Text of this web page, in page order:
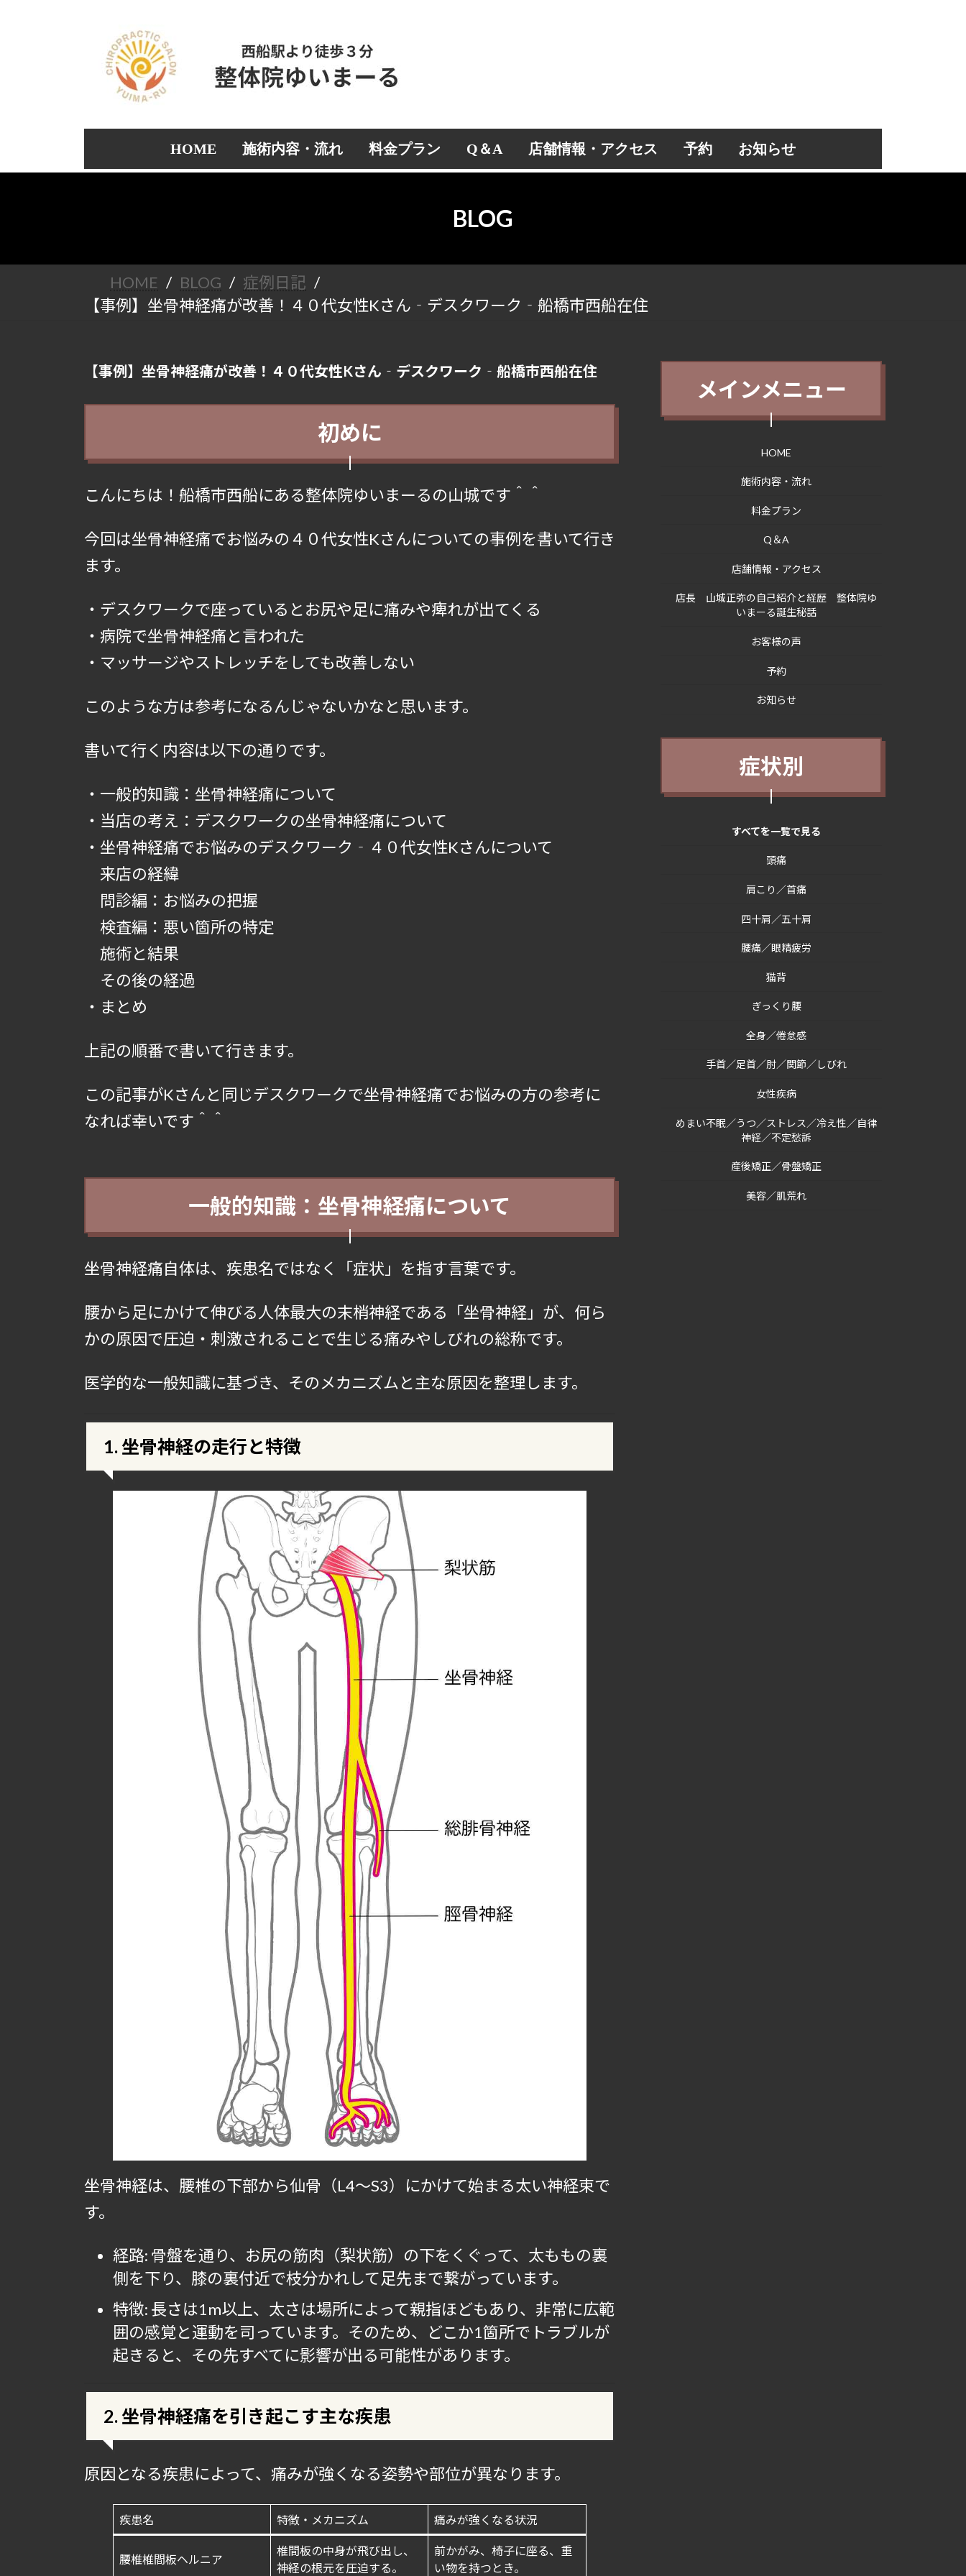
HOME 施術内容・流れ 料金プラン Q＆A 店舗情報・アクセス 予約 お知らせ
BLOG
HOME BLOG
症例日記
【事例】坐骨神経痛が改善！４０代女性Kさん‐デスクワーク‐船橋市西船在住
【事例】坐骨神経痛が改善！４０代女性Kさん‐デスクワーク‐船橋市西船在住
初めに
こんにちは！船橋市西船にある整体院ゆいまーるの山城です＾＾
今回は坐骨神経痛でお悩みの４０代女性Kさんについての事例を書いて行き
ます。
・デスクワークで座っているとお尻や足に痛みや痺れが出てくる
・病院で坐骨神経痛と言われた
・マッサージやストレッチをしても改善しない
このような方は参考になるんじゃないかなと思います。
書いて行く内容は以下の通りです。
・一般的知識：坐骨神経痛について
・当店の考え：デスクワークの坐骨神経痛について
・坐骨神経痛でお悩みのデスクワーク‐４０代女性Kさんについて
来店の経緯
問診編：お悩みの把握
検査編：悪い箇所の特定
施術と結果
その後の経過
・まとめ
上記の順番で書いて行きます。
この記事がKさんと同じデスクワークで坐骨神経痛でお悩みの方の参考に
なれば幸いです＾＾
一般的知識：坐骨神経痛について
坐骨神経痛自体は、疾患名ではなく「症状」を指す言葉です。
腰から足にかけて伸びる人体最大の末梢神経である「坐骨神経」が、何ら
かの原因で圧迫・刺激されることで生じる痛みやしびれの総称です。
医学的な一般知識に基づき、そのメカニズムと主な原因を整理します。
1. 坐骨神経の走行と特徴
坐骨神経は、腰椎の下部から仙骨（L4〜S3）にかけて始まる太い神経束で
す。
経路: 骨盤を通り、お尻の筋肉（梨状筋）の下をくぐって、太ももの裏
側を下り、膝の裏付近で枝分かれして足先まで繋がっています。
特徴: 長さは1m以上、太さは場所によって親指ほどもあり、非常に広範
囲の感覚と運動を司っています。そのため、どこか1箇所でトラブルが
起きると、その先すべてに影響が出る可能性があります。
2. 坐骨神経痛を引き起こす主な疾患
原因となる疾患によって、痛みが強くなる姿勢や部位が異なります。
疾患名 特徴・メカニズム 痛みが強くなる状況
腰椎椎間板ヘルニア
椎間板の中身が飛び出し、
神経の根元を圧迫する。
前かがみ、椅子に座る、重
い物を持つとき。
メインメニュー
HOME
施術内容・流れ
料金プラン
Q＆A
店舗情報・アクセス
店長 山城正弥の自己紹介と経歴 整体院ゆ
いまーる誕生秘話
お客様の声
予約
お知らせ
症状別
すべてを一覧で見る
頭痛
肩こり／首痛
四十肩／五十肩
腰痛／眼精疲労
猫背
ぎっくり腰
全身／倦怠感
手首／足首／肘／関節／しびれ
女性疾病
めまい不眠／うつ／ストレス／冷え性／自律
神経／不定愁訴
産後矯正／骨盤矯正
美容／肌荒れ